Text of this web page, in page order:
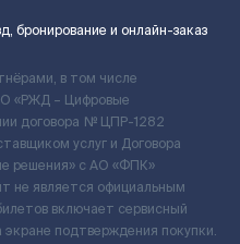
бронирование и онлайн-заказ
в том числе
«РЖД – Цифровые
договора № ЦПР-1282
услуг и Договора
решения» c АО «ФПК»
не является официальным
включает сервисный
подтверждения покупки.